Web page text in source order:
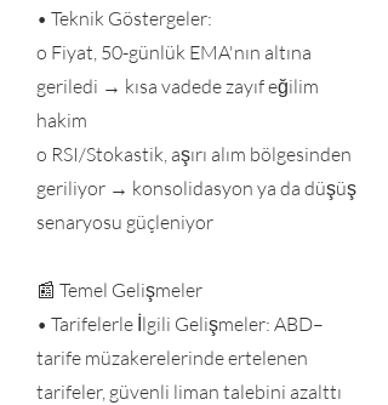
• Teknik Göstergeler:
o Fiyat, 50-günlük EMA'nın altına
geriledi → kısa vadede zayıf eğilim
hakim
o RSI/Stokastik, aşırı alım bölgesinden
geriliyor → konsolidasyon ya da düşüş
senaryosu güçleniyor
📰 Temel Gelişmeler
• Tarifelerle İlgili Gelişmeler: ABD–
tarife müzakerelerinde ertelenen
tarifeler, güvenli liman talebini azalttı